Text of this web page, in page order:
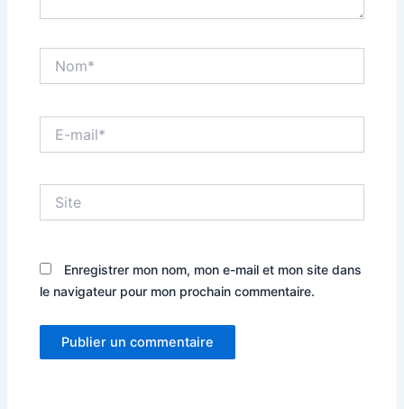
mail*
Enregistrer mon nom, mon e-mail et mon site dans
le navigateur pour mon prochain commentaire.